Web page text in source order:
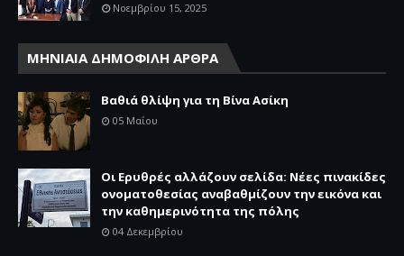
Νοεμβρίου 15, 2025
ΜΗΝΙΑΙΑ ΔΗΜΟΦΙΛΗ ΑΡΘΡΑ
Βαθιά θλίψη για τη Βίνα Ασίκη
05 Μαΐου
Οι Ερυθρές αλλάζουν σελίδα: Νέες πινακίδες
ονοματοθεσίας αναβαθμίζουν την εικόνα και
την καθημερινότητα της πόλης
04 Δεκεμβρίου